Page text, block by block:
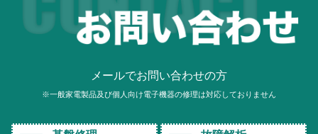
メールでお問い合わせの方
※一般家電製品及び個人向け電子機器の修理は対応しておりません